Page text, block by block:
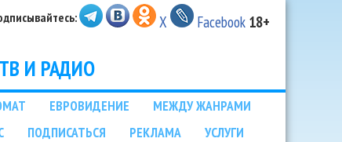
X Facebook 18+
ТВ И РАДИО
ЕВРОВИДЕНИЕ
МЕЖДУ ЖАНРАМИ
ПОДПИСАТЬСЯ РЕКЛАМА
УСЛУГИ